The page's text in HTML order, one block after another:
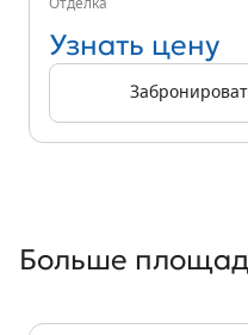
Отделка
Узнать цену
Больше